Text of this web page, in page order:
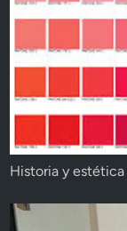
Historia y estética